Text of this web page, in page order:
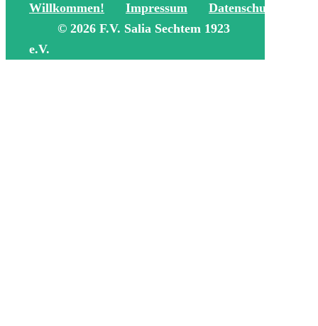
Willkommen! Impressum Datenschutz
© 2026 F.V. Salia Sechtem 1923
e.V.